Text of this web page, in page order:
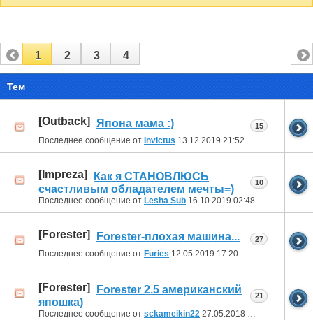
1 2 3 4
Тем
[Outback] Япона мама :)
Последнее сообщение от Invictus 13.12.2019 21:52
15
[Impreza]
Как я СТАНОВЛЮСЬ
счастливым обладателем мечты=)
Последнее сообщение от Lesha Sub 16.10.2019 02:48
10
[Forester] Forеstеr-плохая машина...
Последнее сообщение от Furies 12.05.2019 17:20
27
[Forester]
Forester 2.5 американский
япошка)
Последнее сообщение от sckameikin22 27.05.2018 19:43
21